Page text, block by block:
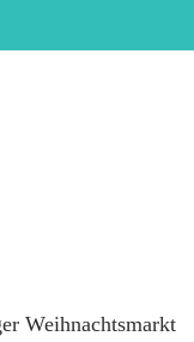
Weihnachtsmarkt